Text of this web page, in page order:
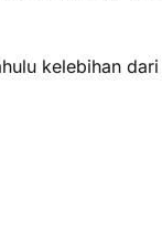
kelebihan